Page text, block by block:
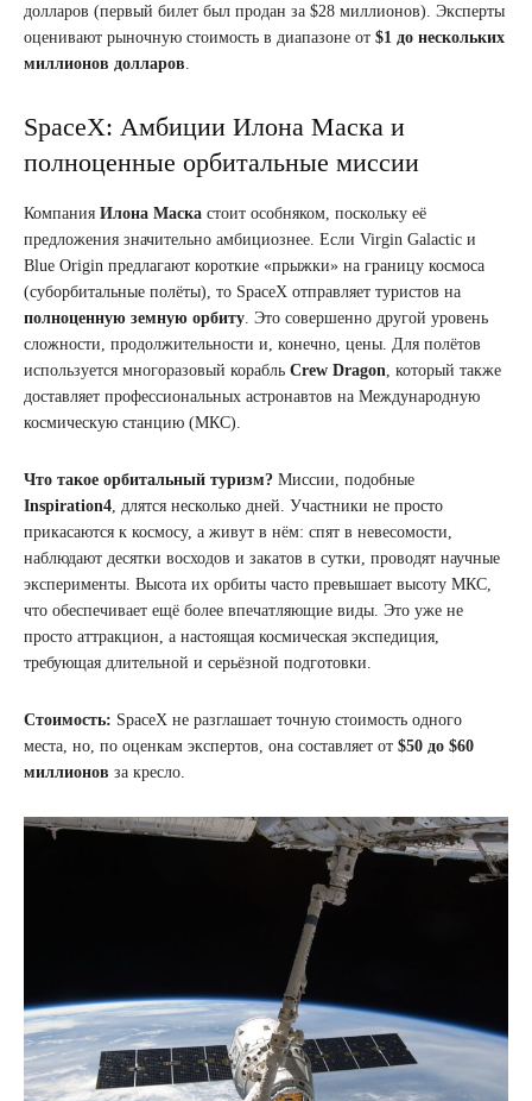
долларов (первый билет был продан за $28 миллионов). Эксперты
оценивают рыночную стоимость в диапазоне от $1 до нескольких
миллионов долларов
SpaceX: Амбиции Илона Маска и
полноценные орбитальные миссии
Компания Илона Маска стоит особняком, поскольку её
предложения значительно амбициознее. Если Virgin Galactic и
Blue Origin предлагают короткие «прыжки» на границу космоса
(суборбитальные полёты), то SpaceX отправляет туристов на
полноценную земную орбиту . Это совершенно другой уровень
сложности, продолжительности и, конечно, цены. Для полётов
используется многоразовый корабль Crew Dragon , который также
доставляет профессиональных астронавтов на Международную
космическую станцию (МКС).
Что такое орбитальный туризм? Миссии, подобные
Inspiration4 , длятся несколько дней. Участники не просто
прикасаются к космосу, а живут в нём: спят в невесомости,
наблюдают десятки восходов и закатов в сутки, проводят научные
эксперименты. Высота их орбиты часто превышает высоту МКС,
что обеспечивает ещё более впечатляющие виды. Это уже не
просто аттракцион, а настоящая космическая экспедиция,
требующая длительной и серьёзной подготовки.
Стоимость: SpaceX не разглашает точную стоимость одного
места, но, по оценкам экспертов, она составляет от $50 до $60
миллионов за кресло.